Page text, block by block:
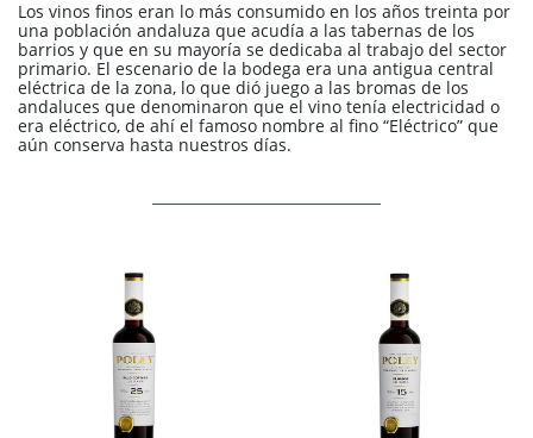
Los vinos finos eran lo más consumido en los años treinta por
una población andaluza que acudía a las tabernas de los
barrios y que en su mayoría se dedicaba al trabajo del sector
primario. El escenario de la bodega era una antigua central
eléctrica de la zona, lo que dió juego a las bromas de los
andaluces que denominaron que el vino tenía electricidad o
era eléctrico, de ahí el famoso nombre al fino “Eléctrico” que
aún conserva hasta nuestros días.